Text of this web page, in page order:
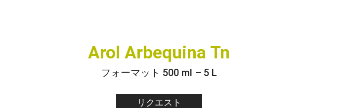
Arol Arbequina Tn
フォーマット 500 ml – 5 L
リクエスト